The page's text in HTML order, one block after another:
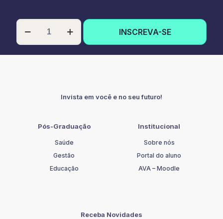
PÓS-
GRADUAÇÃO
EM
INSCREVA-SE
Invista em você e no seu futuro!
Pós-Graduação
Saúde
Gestão
Educação
Institucional
Sobre nós
Portal do aluno
AVA – Moodle
Receba Novidades